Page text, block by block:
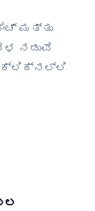
ಮತ್ತು
ನಡುವೆ
ಕ್ಲಿಕ್‌ನಲ್ಲಿ